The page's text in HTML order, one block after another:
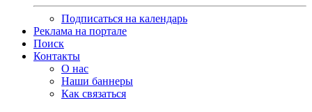
Подписаться на календарь
Реклама на портале
Поиск
Контакты
О нас
Наши баннеры
Как связаться